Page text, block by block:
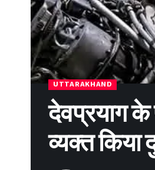
UTTARAKHAND
देवप्रयाग के
व्यक्त किया